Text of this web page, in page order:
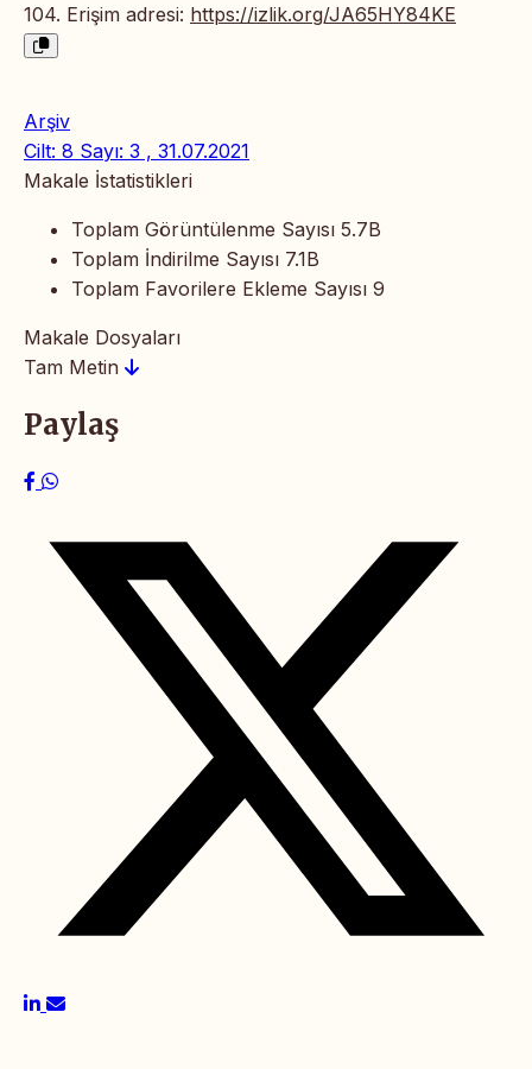
104. Erişim adresi: https://izlik.org/JA65HY84KE
Arşiv
Cilt: 8 Sayı: 3 , 31.07.2021
Makale İstatistikleri
Toplam Görüntülenme Sayısı 5.7B
Toplam İndirilme Sayısı 7.1B
Toplam Favorilere Ekleme Sayısı 9
Makale Dosyaları
Tam Metin
Paylaş